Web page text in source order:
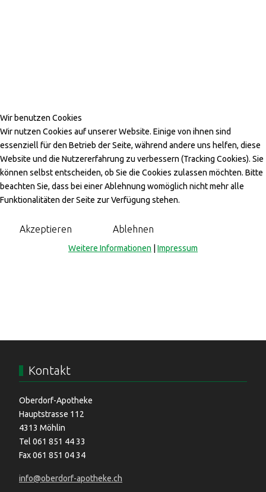
APOTHEKE IM
ZENTRUM
Bachstrasse 10, 4313 Möhlin
061 202 76 99
Kontakt
Oberdorf-Apotheke
Hauptstrasse 112
4313 Möhlin
Tel 061 851 44 33
Fax 061 851 04 34
info@oberdorf-apotheke.ch
Wir benutzen Cookies
Wir nutzen Cookies auf unserer Website. Einige von ihnen sind
essenziell für den Betrieb der Seite, während andere uns helfen, diese
Website und die Nutzererfahrung zu verbessern (Tracking Cookies). Sie
können selbst entscheiden, ob Sie die Cookies zulassen möchten. Bitte
beachten Sie, dass bei einer Ablehnung womöglich nicht mehr alle
Funktionalitäten der Seite zur Verfügung stehen.
Akzeptieren Ablehnen
Weitere Informationen Impressum